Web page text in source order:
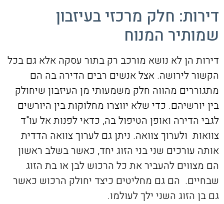
דירות: חלק מרכזי בעיזבון
שמותיר המנוח
דירות הן לא נושא מורכב רק בתור עסקה אלא גם בכל
הקשור לירושה. אצל אנשים רבים הדירה בה הם
מתגוררים מהווה חלק משמעותי מן העיזבון שיחולק
בין יורשיהם. כדי שלא יווצרו מחלוקות בין היורשים
לגבי הדירה ואופן הטיפול בה, כדאי לפנות אל עו"ד
צוואות ולערוך צוואה. ניתן גם לערוך צוואה הדדית
אותה עורכים שני בני הזוג יחד, כאשר בשלב ראשון
הם מצווים להעביר את כל הרכוש לבן או בת הזוג
שבחיים. הם גם מחליטים כיצד יחולק הרכוש כאשר
גם בן הזוג השני ילך לעולמו.